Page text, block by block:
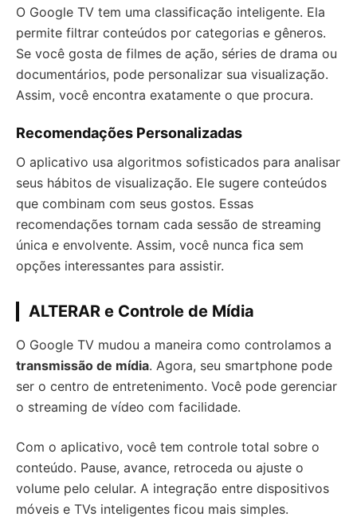
O Google TV tem uma classificação inteligente. Ela
permite filtrar conteúdos por categorias e gêneros.
Se você gosta de filmes de ação, séries de drama ou
documentários, pode personalizar sua visualização.
Assim, você encontra exatamente o que procura.
Recomendações Personalizadas
O aplicativo usa algoritmos sofisticados para analisar
seus hábitos de visualização. Ele sugere conteúdos
que combinam com seus gostos. Essas
recomendações tornam cada sessão de streaming
única e envolvente. Assim, você nunca fica sem
opções interessantes para assistir.
ALTERAR e Controle de Mídia
O Google TV mudou a maneira como controlamos a
transmissão de mídia. Agora, seu smartphone pode
ser o centro de entretenimento. Você pode gerenciar
o streaming de vídeo com facilidade.
Com o aplicativo, você tem controle total sobre o
conteúdo. Pause, avance, retroceda ou ajuste o
volume pelo celular. A integração entre dispositivos
móveis e TVs inteligentes ficou mais simples.